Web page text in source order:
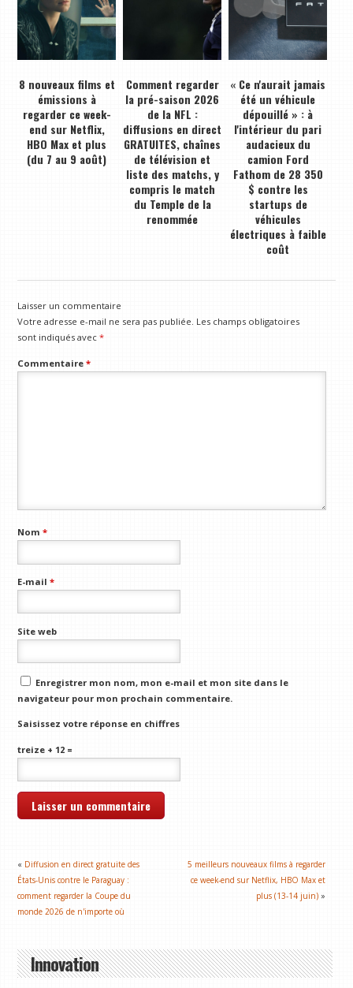
8 nouveaux films et
émissions à
regarder ce week-
end sur Netflix,
HBO Max et plus
(du 7 au 9 août)
Comment regarder
la pré-saison 2026
de la NFL :
diffusions en direct
GRATUITES, chaînes
de télévision et
liste des matchs, y
compris le match
du Temple de la
renommée
« Ce n'aurait jamais
été un véhicule
dépouillé » : à
l'intérieur du pari
audacieux du
camion Ford
Fathom de 28 350
$ contre les
startups de
véhicules
électriques à faible
coût
Laisser un commentaire
Votre adresse e-mail ne sera pas publiée. Les champs obligatoires
sont indiqués avec*
Commentaire*
Nom*
E-mail*
Site web
Enregistrer mon nom, mon e-mail et mon site dans le
navigateur pour mon prochain commentaire.
Saisissez votre réponse en chiffres
treize + 12 =
« Diffusion en direct gratuite des
États-Unis contre le Paraguay :
comment regarder la Coupe du
monde 2026 de n'importe où
5 meilleurs nouveaux films à regarder
ce week-end sur Netflix, HBO Max et
plus (13-14 juin) »
Innovation